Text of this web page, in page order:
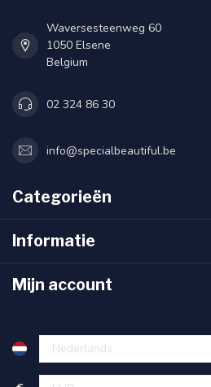
Waversesteenweg 60
1050 Elsene
Belgium
02 324 86 30
info@specialbeautiful.be
Categorieën
Informatie
Mijn account